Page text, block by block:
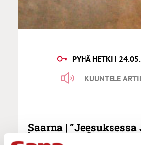
PYHÄ HETKI |
KUUNTELE
Saarna |
kanssamme”